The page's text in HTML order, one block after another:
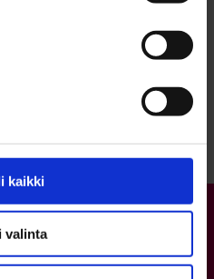
kaikki
valinta
Palaa sivun alkuun